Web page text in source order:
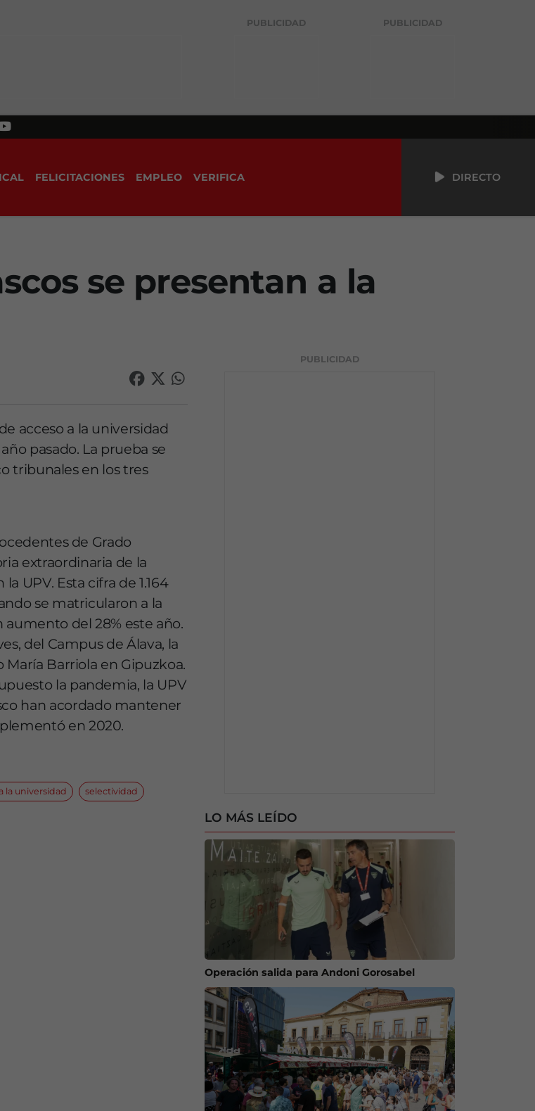
PUBLICIDAD PUBLICIDAD
FELICITACIONES EMPLEO VERIFICA DIRECTO
se presentan a la
acceso a la universidad
pasado. La prueba se
tribunales en los tres
de Grado
extraordinaria de la
UPV. Esta cifra de 1.164
se matricularon a la
aumento del 28% este año.
del Campus de Álava, la
Barriola en Gipuzkoa.
la pandemia, la UPV
han acordado mantener
en 2020.
la universidad selectividad
PUBLICIDAD
LO MÁS LEÍDO
Operación salida para Andoni Gorosabel